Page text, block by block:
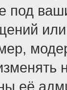
под
её